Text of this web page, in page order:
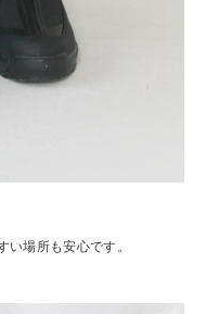
場所も安心です。